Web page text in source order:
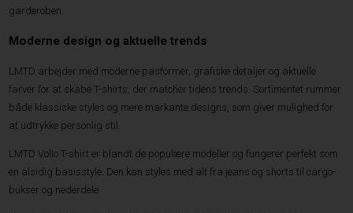
garderoben.
Moderne design og aktuelle trends
LMTD arbejder med moderne pasformer, grafiske detaljer og aktuelle
farver for at skabe T-shirts, der matcher tidens trends. Sortimentet rummer
både klassiske styles og mere markante designs, som giver mulighed for
at udtrykke personlig stil.
LMTD Vollo T-shirt er blandt de populære modeller og fungerer perfekt som
en alsidig basisstyle. Den kan styles med alt fra jeans og shorts til cargo-
bukser og nederdele.